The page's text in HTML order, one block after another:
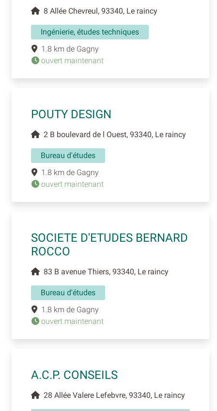
8 Allée Chevreul, 93340, Le raincy
Ingénierie, études techniques
1.8 km de Gagny
ouvert maintenant
POUTY DESIGN
2 B boulevard de l Ouest, 93340, Le raincy
Bureau d'études
1.8 km de Gagny
ouvert maintenant
SOCIETE D'ETUDES BERNARD
ROCCO
83 B avenue Thiers, 93340, Le raincy
Bureau d'études
1.8 km de Gagny
ouvert maintenant
A.C.P. CONSEILS
28 Allée Valere Lefebvre, 93340, Le raincy